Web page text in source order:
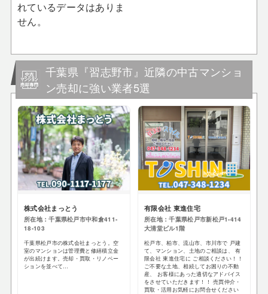
れているデータはありま
せん。
千葉県『習志野市』近隣の中古マンショ
ン売却に強い業者5選
株式会社まっとう
所在地：千葉県松戸市中和倉411-
18-103
千葉県松戸市の株式会社まっとう。空
室のマンションは管理費と修繕積立金
が出続けます。売却・買取・リノベー
ションを並べて…
有限会社 東進住宅
所在地：千葉県松戸市新松戸1-414
大清堂ビル1階
松戸市、柏市、流山市、市川市で 戸建
て、マンション、土地のご相談は、 有
限会社 東進住宅に ご相談ください！！
ご不要な土地、相続してお困りの不動
産、 お客様にあった適切なアドバイス
をさせていただきます！！ 売買仲介・
買取・活用お気軽にお問合せください